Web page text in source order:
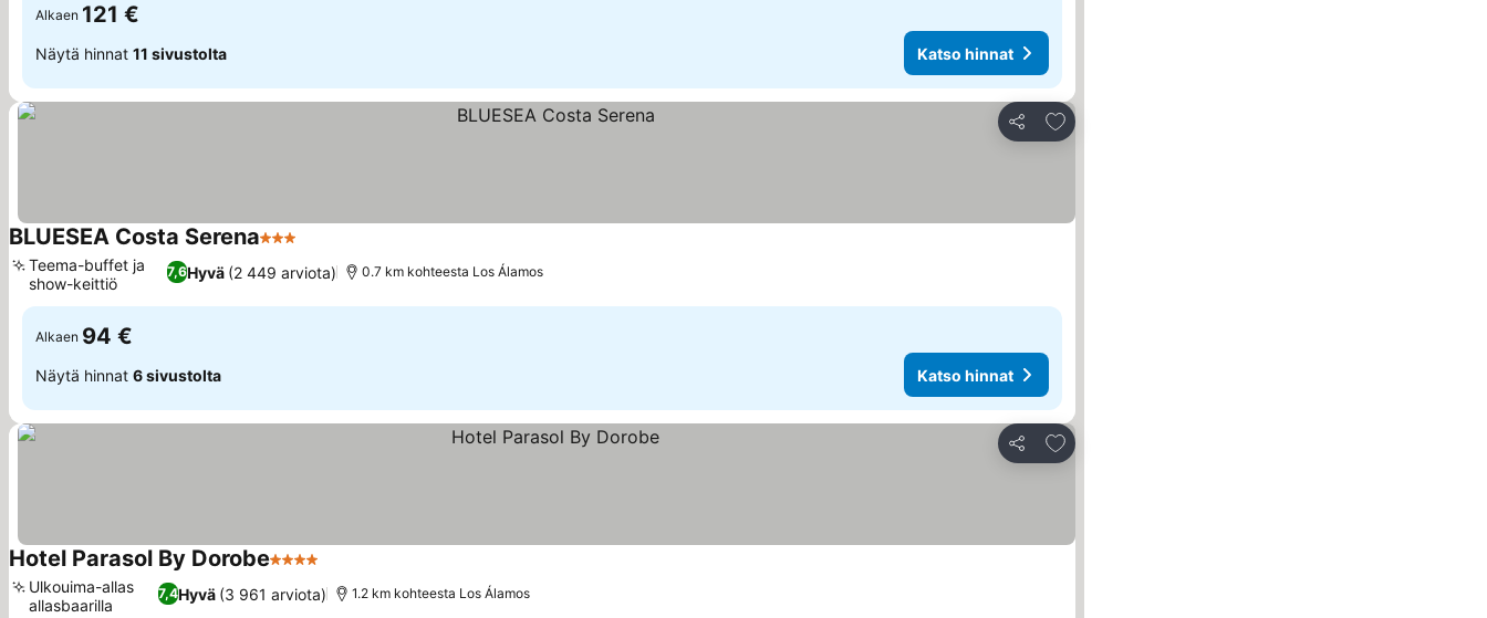
Alkaen 121 €
Näytä hinnat 11 sivustolta Katso hinnat
Jaa
Lisää suosikkeihin
BLUESEA Costa Serena3 Tähtiluokitus
7,6Hyvä (2 449 arviota)
Teema-buffet ja
show-keittiö
0.7 km kohteesta Los Álamos
Alkaen 94 €
Näytä hinnat 6 sivustolta Katso hinnat
Jaa
Lisää suosikkeihin
Hotel Parasol By Dorobe4 Tähtiluokitus
7,4Hyvä (3 961 arviota)
Ulkouima-allas
allasbaarilla
1.2 km kohteesta Los Álamos